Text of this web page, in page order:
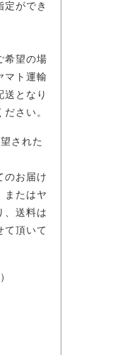
定ができ
希望の場
マト運輸
送となり
さい。
された
のお届け
またはヤ
、送料は
て頂いて